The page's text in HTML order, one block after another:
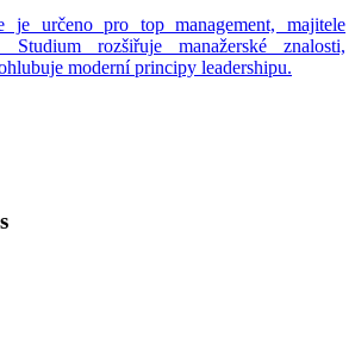
je určeno pro top management, majitele
rozšiřuje manažerské znalosti,
moderní principy leadershipu.